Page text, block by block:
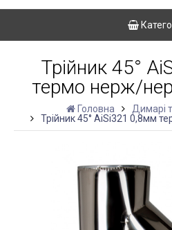
Трійник 45°
термо нерж/
Головна
Димарі
Трійник 45° AiSi321 0,8мм